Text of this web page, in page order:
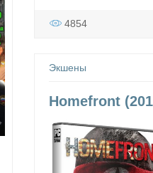
4854
Экшены
Homefront